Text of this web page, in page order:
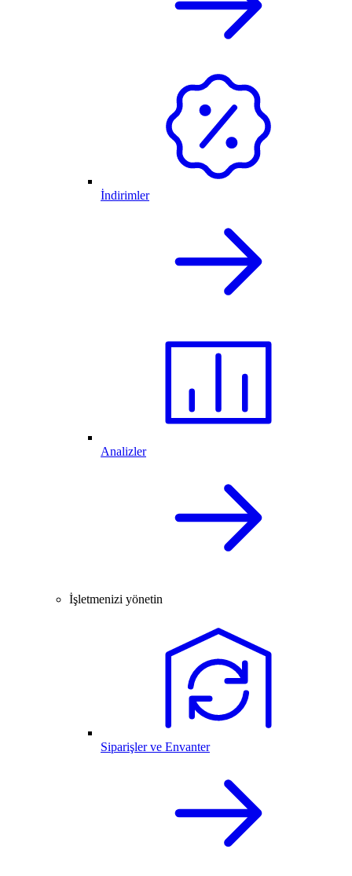
İndirimler
Analizler
İşletmenizi yönetin
Siparişler ve Envanter